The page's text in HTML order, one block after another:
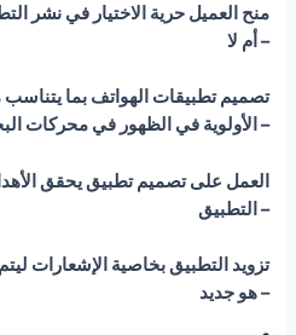
أم لا –
الأولوية في الظهور في محركات البحث –
التطبيق –
هو جديد –